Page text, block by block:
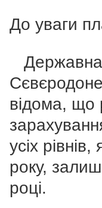
До уваги
Державна
відома, що
усіх
року,
році.